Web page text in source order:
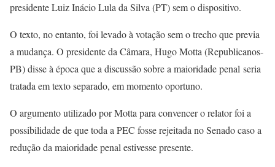
presidente Luiz Inácio Lula da Silva (PT) sem o dispositivo.
O texto, no entanto, foi levado à votação sem o trecho que previa
a mudança. O presidente da Câmara, Hugo Motta (Republicanos-
PB) disse à época que a discussão sobre a maioridade penal seria
tratada em texto separado, em momento oportuno.
O argumento utilizado por Motta para convencer o relator foi a
possibilidade de que toda a PEC fosse rejeitada no Senado caso a
redução da maioridade penal estivesse presente.